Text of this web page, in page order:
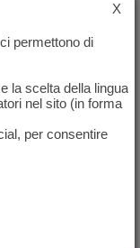
X
permettono di
la scelta della lingua
nel sito (in forma
per consentire